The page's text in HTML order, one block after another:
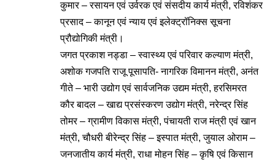
कुमार – रसायन एवं उर्वरक एवं संसदीय कार्य मंत्री, रविशंकर
प्रसाद – कानून एवं न्याय एवं इलेक्ट्रॉनिक्स सूचना
प्रौद्योगिकी मंत्री।
जगत प्रकाश नड्डा – स्वास्थ्य एवं परिवार कल्याण मंत्री,
अशोक गजपति राजू पूसापति- नागरिक विमानन मंत्री, अनंत
गीते – भारी उद्योग एवं सार्वजनिक उद्यम मंत्री, हरसिमरत
कौर बादल – खाद्य प्रसंस्करण उद्योग मंत्री, नरेन्द्र सिंह
तोमर – ग्रामीण विकास मंत्री, पंचायती राज मंत्री एवं खान
मंत्री, चौधरी बीरेन्द्र सिंह – इस्पात मंत्री, जुयाल ओराम –
जनजातीय कार्य मंत्री, राधा मोहन सिंह – कृषि एवं किसान